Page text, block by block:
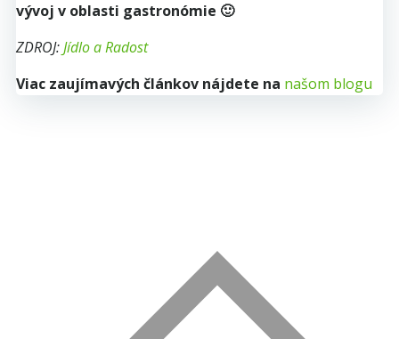
vývoj v oblasti gastronómie 🙂
ZDROJ:Jídlo a Radost
Viac zaujímavých článkov nájdete na našom blogu